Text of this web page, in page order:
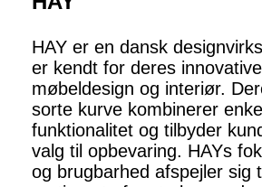
HAY er en dansk
er kendt for deres
møbeldesign og interiør.
sorte kurve kombinerer
funktionalitet og tilbyder
valg til opbevaring. HAYs
og brugbarhed afspejler sig